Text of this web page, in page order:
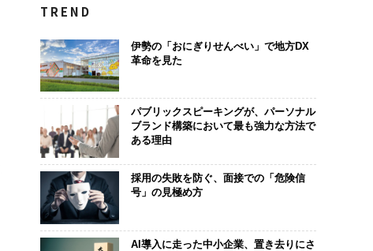
TREND
伊勢の「おにぎりせんべい」で地方DX
革命を見た
パブリックスピーキングが、パーソナル
ブランド構築において最も強力な方法で
ある理由
採用の失敗を防ぐ、面接での「危険信
号」の見極め方
AI導入に走った中小企業、置き去りにさ